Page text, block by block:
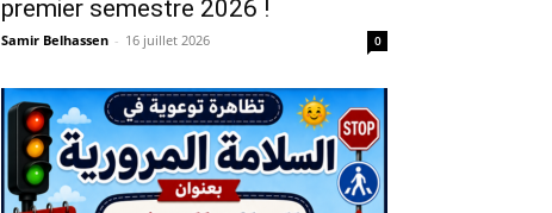
premier semestre 2026 !
Samir Belhassen - 16 juillet 2026 0